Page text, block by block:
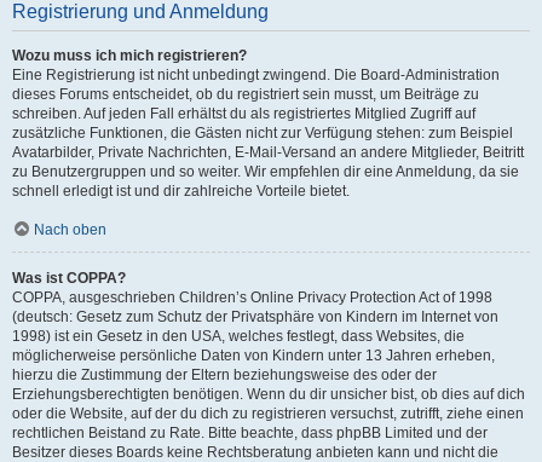
Registrierung und Anmeldung
Wozu muss ich mich registrieren?
Eine Registrierung ist nicht unbedingt zwingend. Die Board-Administration
dieses Forums entscheidet, ob du registriert sein musst, um Beiträge zu
schreiben. Auf jeden Fall erhältst du als registriertes Mitglied Zugriff auf
zusätzliche Funktionen, die Gästen nicht zur Verfügung stehen: zum Beispiel
Avatarbilder, Private Nachrichten, E-Mail-Versand an andere Mitglieder, Beitritt
zu Benutzergruppen und so weiter. Wir empfehlen dir eine Anmeldung, da sie
schnell erledigt ist und dir zahlreiche Vorteile bietet.
Nach oben
Was ist COPPA?
COPPA, ausgeschrieben Children’s Online Privacy Protection Act of 1998
(deutsch: Gesetz zum Schutz der Privatsphäre von Kindern im Internet von
1998) ist ein Gesetz in den USA, welches festlegt, dass Websites, die
möglicherweise persönliche Daten von Kindern unter 13 Jahren erheben,
hierzu die Zustimmung der Eltern beziehungsweise des oder der
Erziehungsberechtigten benötigen. Wenn du dir unsicher bist, ob dies auf dich
oder die Website, auf der du dich zu registrieren versuchst, zutrifft, ziehe einen
rechtlichen Beistand zu Rate. Bitte beachte, dass phpBB Limited und der
Besitzer dieses Boards keine Rechtsberatung anbieten kann und nicht die